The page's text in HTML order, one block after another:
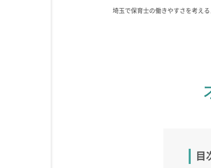
埼玉で保育士の働きやすさを考え
目